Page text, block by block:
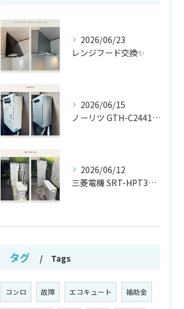
2026/06/23
レンジフード交換✨
2026/06/15
ノーリツ GTH-C2441AWX から
2026/06/12
三菱電機 SRT-HPT37W7 から
タグ Tags
コンロ 故障 エコキュート 補助金